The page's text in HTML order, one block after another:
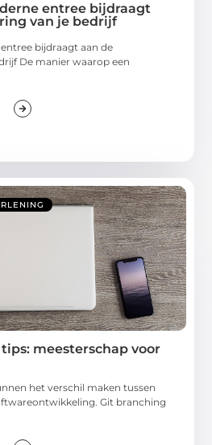
entree bijdraagt
van je bedrijf
bijdraagt aan de
De manier waarop een
meesterschap voor
het verschil maken tussen
Git branching